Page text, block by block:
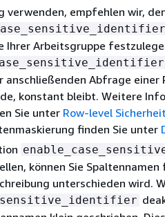
verwenden, empfehlen wir,
Ihrer Arbeitsgruppe
anschließenden Abfrage
konstant bleibt. Weitere
Sie unter Row-level Sicherheit
finden Sie unter
können Sie
unterschieden wird.